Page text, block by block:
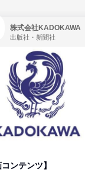
株式会社KADOKAWA
出版社・新聞社
コンテンツ】